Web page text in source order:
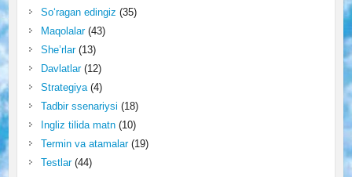
So‘ragan edingiz (35)
Maqolalar(43)
She’rlar(13)
Davlatlar(12)
Strategiya(4)
Tadbir ssenariysi (18)
Ingliz tilida matn(10)
Termin va atamalar(19)
Testlar(44)